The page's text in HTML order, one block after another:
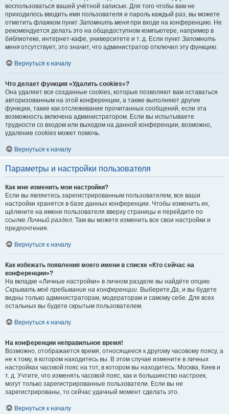
воспользоваться вашей учётной записью. Для того чтобы вам не
приходилось вводить имя пользователя и пароль каждый раз, вы можете
отметить флажком пункт Запомнить меня при входе на конференцию. Не
рекомендуется делать это на общедоступном компьютере, например в
библиотеке, интернет-кафе, университете и т. д. Если пункт Запомнить
меня отсутствует, это значит, что администратор отключил эту функцию.
Вернуться к началу
Что делает функция «Удалить cookies»?
Она удаляет все созданные cookies, которые позволяют вам оставаться
авторизованным на этой конференции, а также выполняют другие
функции, такие как отслеживание прочитанных сообщений, если эта
возможность включена администратором. Если вы испытываете
трудности со входом или выходом на данной конференции, возможно,
удаление cookies может помочь.
Вернуться к началу
Параметры и настройки пользователя
Как мне изменить мои настройки?
Если вы являетесь зарегистрированным пользователем, все ваши
настройки хранятся в базе данных конференции. Чтобы изменить их,
щёлкните на имени пользователя вверху страницы и перейдите по
ссылкеЛичный раздел. Там вы можете изменить все свои настройки и
предпочтения.
Вернуться к началу
Как избежать появления моего имени в списке «Кто сейчас на
конференции»?
На вкладке «Личные настройки» в личном разделе вы найдёте опцию
Скрывать моё пребывание на конференции. ВыберитеДа, и вы будете
видны только администраторам, модераторам и самому себе. Для всех
остальных вы будете скрытым пользователем.
Вернуться к началу
На конференции неправильное время!
Возможно, отображается время, относящееся к другому часовому поясу, а
не к тому, в котором находитесь вы. В этом случае измените в личных
настройках часовой пояс на тот, в котором вы находитесь: Москва, Киев и
т. д. Учтите, что изменять часовой пояс, как и большинство настроек,
могут только зарегистрированные пользователи. Если вы не
зарегистрированы, то сейчас удачный момент сделать это.
Вернуться к началу